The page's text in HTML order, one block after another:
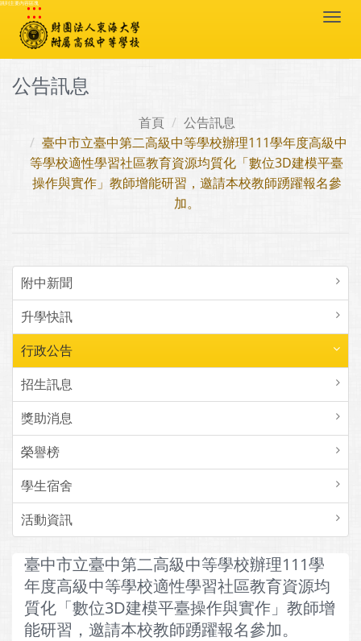
跳到主要內容區塊
:::
公告訊息
首頁
公告訊息
臺中市立臺中第二高級中等學校辦理111學年度高級中
等學校適性學習社區教育資源均質化「數位3D建模平臺
操作與實作」教師增能研習，邀請本校教師踴躍報名參
加。
附中新聞
升學快訊
行政公告
招生訊息
獎助消息
榮譽榜
學生宿舍
活動資訊
臺中市立臺中第二高級中等學校辦理111學
年度高級中等學校適性學習社區教育資源均
質化「數位3D建模平臺操作與實作」教師增
能研習，邀請本校教師踴躍報名參加。